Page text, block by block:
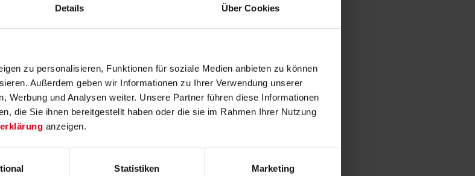
Details Über Cookies
zu personalisieren, Funktionen für soziale Medien anbieten zu können
Außerdem geben wir Informationen zu Ihrer Verwendung unserer
Werbung und Analysen weiter. Unsere Partner führen diese Informationen
die Sie ihnen bereitgestellt haben oder die sie im Rahmen Ihrer Nutzung
anzeigen.
Statistiken Marketing